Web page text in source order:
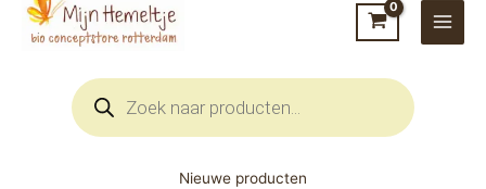
Producten
zoeken
Nieuwe producten